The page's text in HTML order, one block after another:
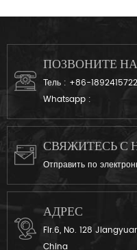
ПОЗВОНИТЕ
Тель : +86-
Whatsapp :
СВЯЖИТЕСЬ С
Отправить по
АДРЕС
Flr.6, No. 128
China